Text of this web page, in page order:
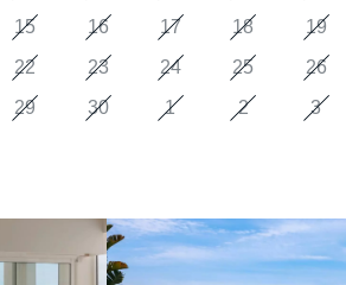
15 16 17 18 19
22 23 24 25 26
29 30 1 2 3